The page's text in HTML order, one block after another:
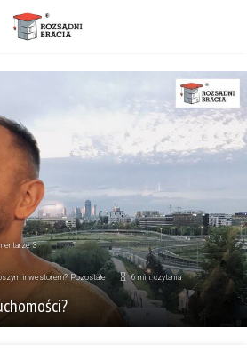
3
inwestorem?,Pozostałe 6 min. czytania